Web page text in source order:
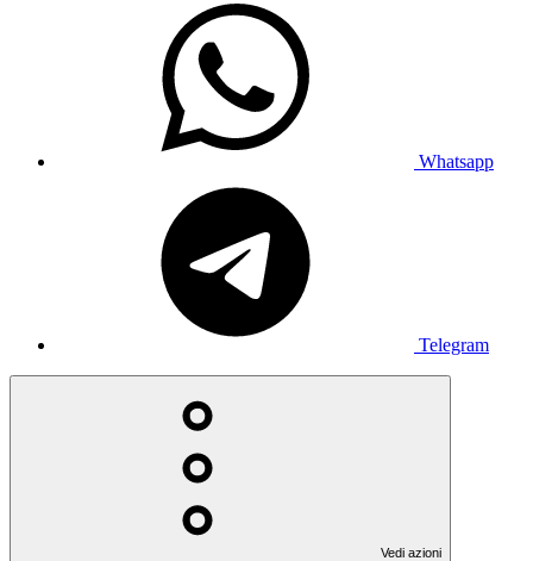
Whatsapp
Telegram
Vedi azioni